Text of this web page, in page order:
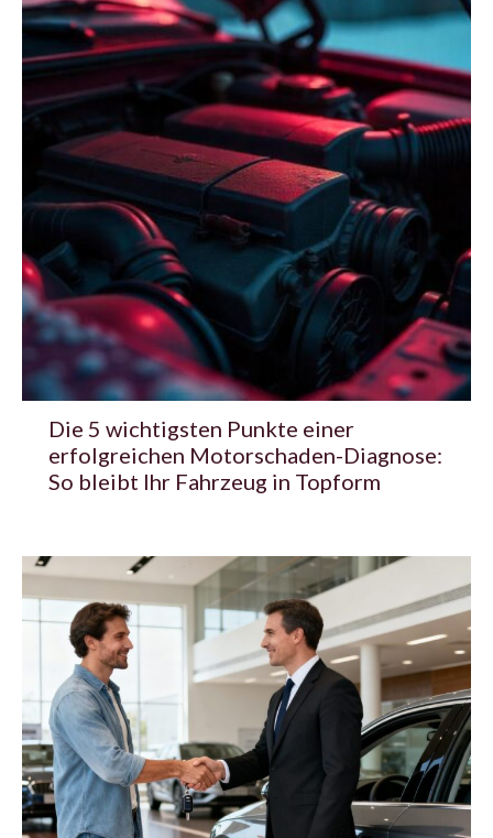
Die 5 wichtigsten Punkte einer
erfolgreichen Motorschaden-Diagnose:
So bleibt Ihr Fahrzeug in Topform